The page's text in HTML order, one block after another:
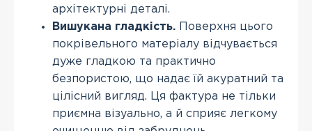
архітектурні деталі.
Вишукана гладкість. Поверхня цього
покрівельного матеріалу відчувається
дуже гладкою та практично
безпористою, що надає їй акуратний та
цілісний вигляд. Ця фактура не тільки
приємна візуально, а й сприяє легкому